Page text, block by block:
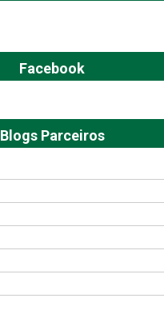
Facebook
Blogs Parceiros